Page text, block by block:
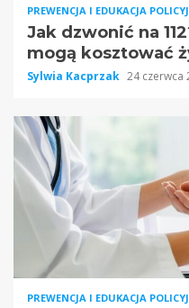
PREWENCJA I EDUKACJA
Jak dzwonić na
mogą kosztować
Sylwia Kacprzak 24 czerwca
PREWENCJA I EDUKACJA